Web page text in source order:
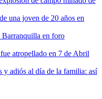
una joven de 20 años en
Barranquilla en foro
atropellado en 7 de Abril
y adiós al día de la familia: así